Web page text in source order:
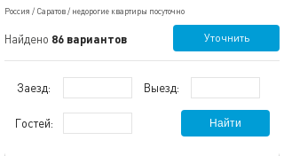
Россия / Саратов/ недорогие квартиры посуточно
Найдено 86 вариантов Уточнить
Заезд: Выезд:
Гостей: Найти